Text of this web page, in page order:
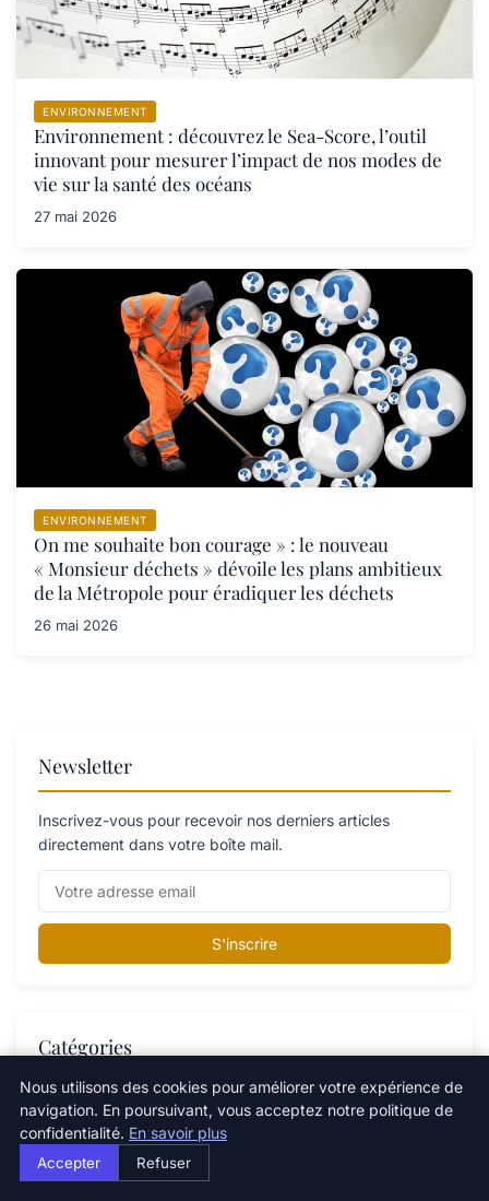
ENVIRONNEMENT
Environnement : découvrez le Sea-Score, l’outil
innovant pour mesurer l’impact de nos modes de
vie sur la santé des océans
27 mai 2026
ENVIRONNEMENT
On me souhaite bon courage » : le nouveau
« Monsieur déchets » dévoile les plans ambitieux
de la Métropole pour éradiquer les déchets
26 mai 2026
Newsletter
Inscrivez-vous pour recevoir nos derniers articles
directement dans votre boîte mail.
S'inscrire
Catégories
Catégorie
Changements climatiques
Nous utilisons des cookies pour améliorer votre expérience de
navigation. En poursuivant, vous acceptez notre politique de
confidentialité. En savoir plus
Accepter Refuser